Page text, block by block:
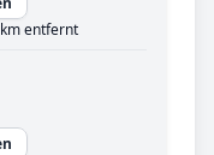
entfernt